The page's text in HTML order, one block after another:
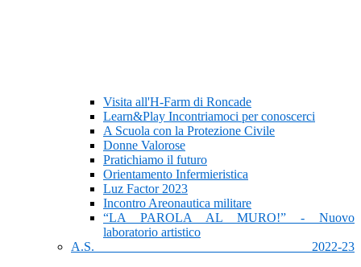
Visita all'H-Farm di Roncade
Learn&Play Incontriamoci per conoscerci
A Scuola con la Protezione Civile
Donne Valorose
Pratichiamo il futuro
Orientamento Infermieristica
Luz Factor 2023
Incontro Areonautica militare
“LA PAROLA AL MURO!” - Nuovo
laboratorio artistico
A.S. 2022-23